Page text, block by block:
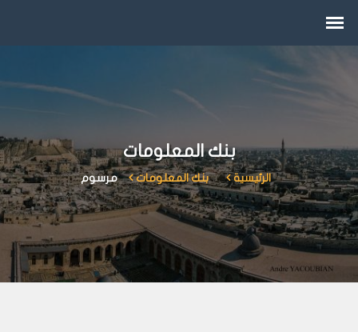
بنك المعلومات
الرئيسية بنك المعلومات مرسوم